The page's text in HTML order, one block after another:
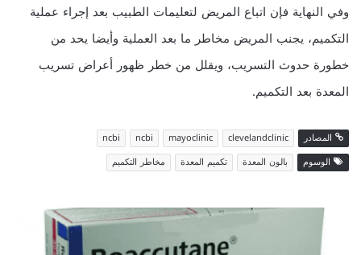
وفي النهاية فإن اتباع المريض لتعليمات الطبيب بعد إجراء عملية
التكميم، يجنب المريض مخاطر ما بعد العملية وأيضا يحد من
خطورة حدوث التسريب، ويقلل من خطر ظهور أعراض تسريب
المعدة بعد التكميم.
المصادر clevelandclinic
mayoclinic
ncbi
ncbi
الوسوم
بالون المعدة تكميم المعدة مخاطر التكميم
روكتان